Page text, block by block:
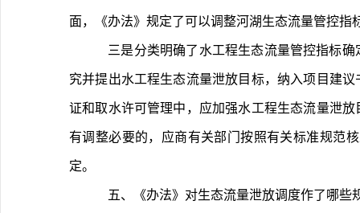
面，《办法》规定了可以调整河湖生态流量管控
究并提出水工程生态流量泄放目标，纳入项目建
证和取水许可管理中，应加强水工程生态流量泄
有调整必要的，应商有关部门按照有关标准规范
定。
五、《办法》对生态流量泄放调度作了哪些